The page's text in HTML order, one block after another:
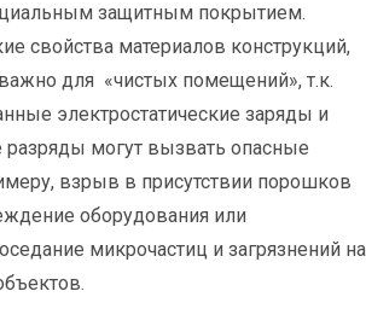
защитным покрытием.
свойства материалов конструкций,
для «чистых помещений», т.к.
электростатические заряды и
могут вызвать опасные
взрыв в присутствии порошков
оборудования или
микрочастиц и загрязнений на